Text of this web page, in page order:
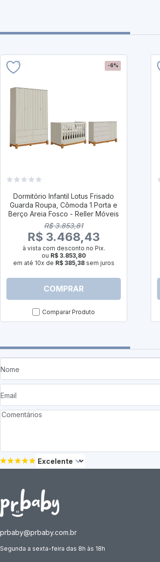
-6%
Dormitório Infantil Lotus Frisado
Guarda Roupa, Cômoda 1 Porta e
Berço Areia Fosco - Reller Móveis
R$ 3.853,81
R$ 3.468,43
à vista com desconto no Pix.
ou R$ 3.853,80
em até 10x de R$ 385,38sem juros
COMPRAR
Comparar Produto
prbaby@prbaby.com.br
Segunda a sexta-feira das 8h às 18h